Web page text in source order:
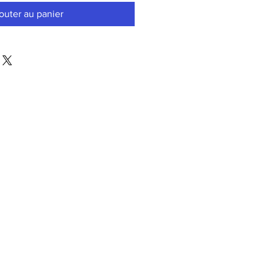
au panier